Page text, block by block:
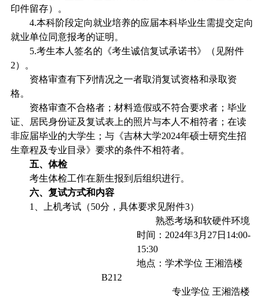
印件留存）。
4.本科阶段定向就业培养的应届本科毕业生需提交定向
就业单位同意报考的证明。
5.考生本人签名的《考生诚信复试承诺书》（见附件
2）。
资格审查有下列情况之一者取消复试资格和录取资
格。
资格审查不合格者；材料造假或不符合要求者；毕业
证、居民身份证及复试表上的照片与本人不相符者；在读
非应届毕业的大学生；与《吉林大学2024年硕士研究生招
生章程及专业目录》要求的条件不相符者。
五、体检
考生体检工作在新生报到后组织进行。
六、复试方式和内容
1
、上机考试（50分，具体要求见附件3）
熟悉考场和软硬件环境
时间： 2024年3月 27日 14:00-
15:30
地点：学术学位 王湘浩楼
B212
专业学位 王湘浩楼